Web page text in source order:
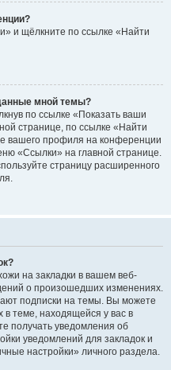
и щёлкните по ссылке «Найти
мной темы?
по ссылке «Показать ваши
странице, по ссылке «Найти
вашего профиля на конференции
«Ссылки» на главной странице.
страницу расширенного
на закладки в вашем веб-
о произошедших изменениях.
подписки на темы. Вы можете
в теме, находящейся у вас в
получать уведомления об
уведомлений для закладок и
настройки» личного раздела.